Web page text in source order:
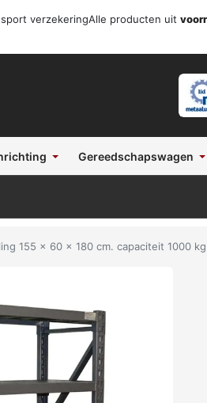
verzekeringAlle producten uit
Gereedschapswagen
155 x 60 x 180 cm. capaciteit 1000 kg